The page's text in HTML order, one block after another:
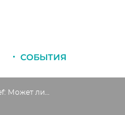
СОБЫТИЯ